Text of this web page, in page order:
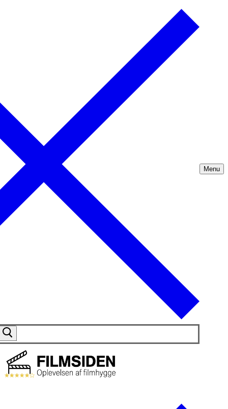
Menu